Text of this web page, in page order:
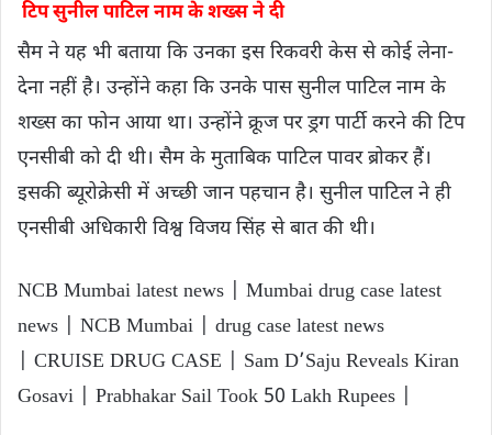
टिप सुनील पाटिल नाम के शख्स ने दी
सैम ने यह भी बताया कि उनका इस रिकवरी केस से कोई लेना-
देना नहीं है। उन्होंने कहा कि उनके पास सुनील पाटिल नाम के
शख्स का फोन आया था। उन्होंने क्रूज पर ड्रग पार्टी करने की टिप
एनसीबी को दी थी। सैम के मुताबिक पाटिल पावर ब्रोकर हैं।
इसकी ब्यूरोक्रेसी में अच्छी जान पहचान है। सुनील पाटिल ने ही
एनसीबी अधिकारी विश्व विजय सिंह से बात की थी।
NCB Mumbai latest news | Mumbai drug case latest
news | NCB Mumbai | drug case latest news
| CRUISE DRUG CASE | Sam D’Saju Reveals Kiran
Gosavi | Prabhakar Sail Took 50 Lakh Rupees |